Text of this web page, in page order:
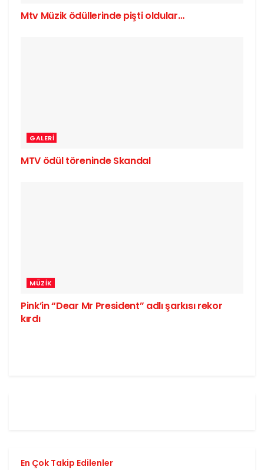
Mtv Müzik ödüllerinde pişti oldular…
GALERI
MTV ödül töreninde Skandal
MÜZIK
Pink’in “Dear Mr President” adlı şarkısı rekor
kırdı
En Çok Takip Edilenler